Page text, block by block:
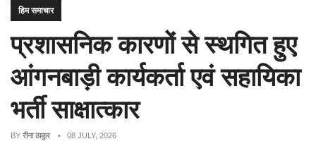
हिम समाचार
प्रशासनिक कारणों से स्थगित हुए
आंगनबाड़ी कार्यकर्ता एवं सहायिका
भर्ती साक्षात्कार
BY रीना ठाकुर • 08 JULY, 2026